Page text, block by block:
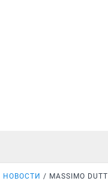
НОВОСТИ MASSIMO DUTTI